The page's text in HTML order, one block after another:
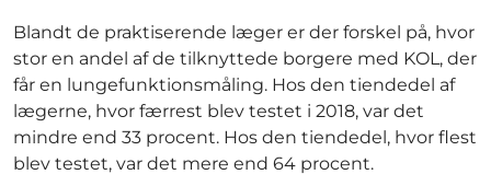
Blandt de praktiserende læger er der forskel på, hvor
stor en andel af de tilknyttede borgere med KOL, der
får en lungefunktionsmåling. Hos den tiendedel af
lægerne, hvor færrest blev testet i 2018, var det
mindre end 33 procent. Hos den tiendedel, hvor flest
blev testet, var det mere end 64 procent.